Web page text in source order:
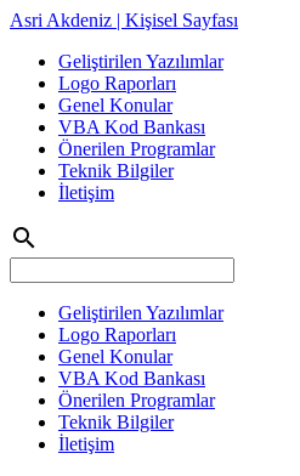
Asri Akdeniz | Kişisel Sayfası
Geliştirilen Yazılımlar
Logo Raporları
Genel Konular
VBA Kod Bankası
Önerilen Programlar
Teknik Bilgiler
İletişim
search
Geliştirilen Yazılımlar
Logo Raporları
Genel Konular
VBA Kod Bankası
Önerilen Programlar
Teknik Bilgiler
İletişim